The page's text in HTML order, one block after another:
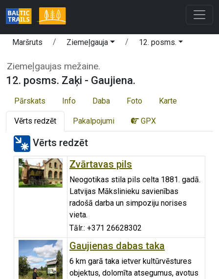
Maršruts Ziemeļgauja 12. posms.
Ziemeļgaujas mežaine.
12. posms. Zaķi - Gaujiena.
Pārskats Info Daba Foto Karte
Vērts redzēt Pakalpojumi GPX
Vērts redzēt
Zvārtavas pils
Neogotikas stila pils celta 1881. gadā.
Latvijas Mākslinieku savienības
radošā darba un simpoziju norises
vieta.
Tālr.: +371 26628302
Gaujienas dabas taka
6 km garā taka ietver kultūrvēstures
objektus, dolomīta atsegumus, avotus